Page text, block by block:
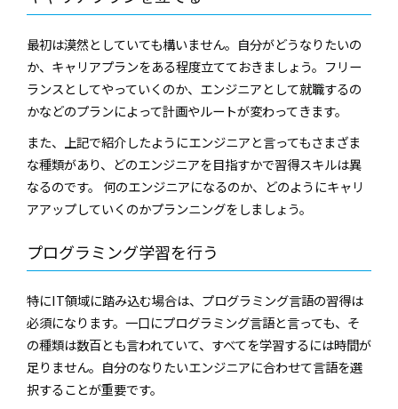
最初は漠然としていても構いません。自分がどうなりたいの
か、キャリアプランをある程度立てておきましょう。フリー
ランスとしてやっていくのか、エンジニアとして就職するの
かなどのプランによって計画やルートが変わってきます。
また、上記で紹介したようにエンジニアと言ってもさまざま
な種類があり、どのエンジニアを目指すかで習得スキルは異
なるのです。 何のエンジニアになるのか、どのようにキャリ
アアップしていくのかプランニングをしましょう。
プログラミング学習を行う
特にIT領域に踏み込む場合は、プログラミング言語の習得は
必須になります。一口にプログラミング言語と言っても、そ
の種類は数百とも言われていて、すべてを学習するには時間が
足りません。自分のなりたいエンジニアに合わせて言語を選
択することが重要です。